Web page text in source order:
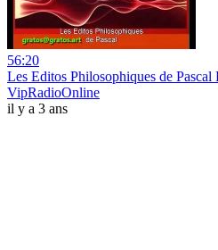
56:20
Les Editos Philosophiques de
VipRadioOnline
il y a 3 ans